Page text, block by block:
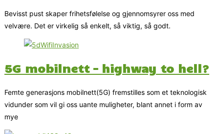
Bevisst pust skaper frihetsfølelse og gjennomsyrer oss med
velvære. Det er virkelig så enkelt, så viktig, så godt.
5G mobilnett – highway to hell?
Femte generasjons mobilnett(5G) fremstilles som et teknologisk
vidunder som vil gi oss uante muligheter, blant annet i form av
mye